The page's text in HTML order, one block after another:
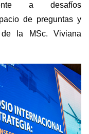
a desafíos
de preguntas y
la MSc. Viviana